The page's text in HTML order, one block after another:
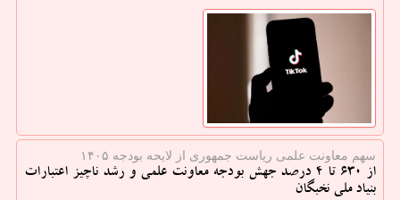
سهم معاونت علمی ریاست جمهوری از لایحه بودجه ۱۴۰۵
از ۶۳۰ تا ۴ درصد جهش بودجه معاونت علمی و رشد ناچیز اعتبارات
بنیاد ملی نخبگان